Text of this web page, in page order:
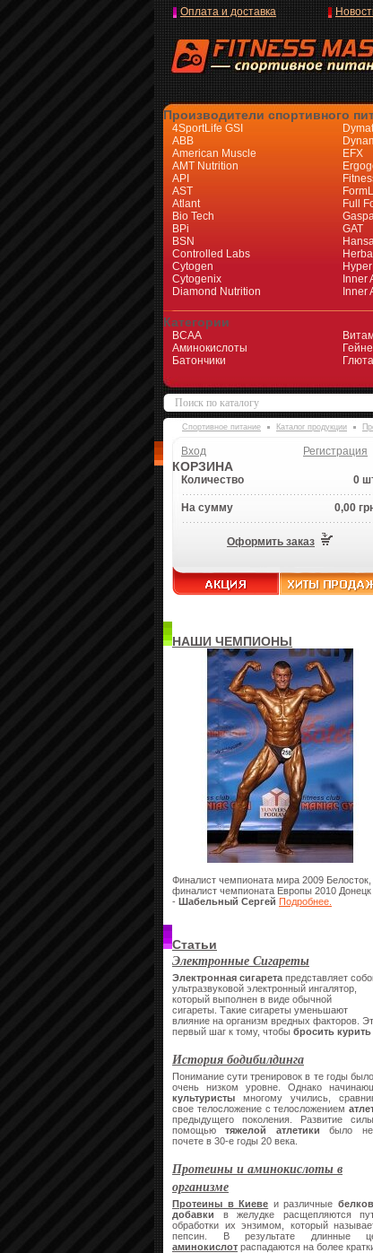
Оплата и доставка
Производители спортивного
4SportLife GSI
ABB
American Muscle
AMT Nutrition
API
AST
Atlant
Bio Tech
BPi
BSN
Controlled Labs
Cytogen
Cytogenix
Diamond Nutrition
EFX
Full
GAT
Inner
Inner
Категории
BCAA
Аминокислоты
Батончики
Спортивное питание Каталог продукции
Вход Регистрация
КОРЗИНА
Количество 0
На сумму 0,00
Оформить заказ
НАШИ ЧЕМПИОНЫ
Финалист чемпионата мира 2009 Белосток,
финалист чемпионата Европы 2010 Донецк
- Шабельный Сергей Подробнее.
Статьи
Электронные Сигареты
Электронная сигарета представляет
ультразвуковой электронный ингалятор,
который выполнен в виде обычной
сигареты. Такие сигареты уменьшают
влияние на организм вредных факторов.
первый шаг к тому, чтобы бросить курить
История бодибилдинга
Понимание сути тренировок в те годы
очень низком уровне. Однако
культуристы многому учились,
свое телосложение с телосложением
предыдущего поколения. Развитие
помощьютяжелой атлетики было
почете в 30-е годы 20 века.
Протеины и аминокислоты в
организме
Протеины в Киеве и различные
добавки в желудке расщепляются
обработки их энзимом, который
пепсин. В результате длинные
аминокислот распадаются на более